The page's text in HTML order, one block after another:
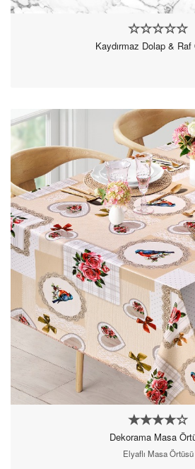
Kaydırmaz Dolap & Raf
Dekorama Masa
Elyaflı Masa Örtüsü